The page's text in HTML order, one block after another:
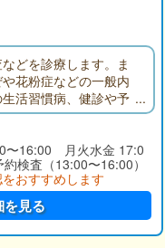
どを診療します。ま
花粉症などの一般内
活習慣病、健診や予
い。
〜16:00 月火水金 17:0
査（13:00〜16:00）
おすすめします
を見る